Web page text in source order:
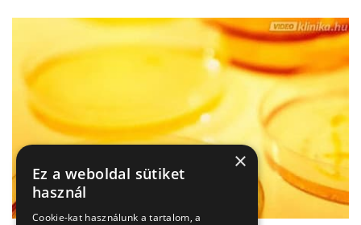
×
Ez a weboldal sütiket
használ
Cookie-kat használunk a tartalom, a